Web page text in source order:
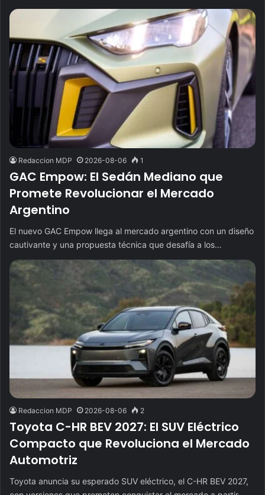
Redaccion MDP 2026-08-06 1
GAC Empow: El Sedán Mediano que
Promete Revolucionar el Mercado
Argentino
El nuevo GAC Empow llega al mercado argentino con un diseño
cautivante y una propuesta técnica que desafía a los…
Redaccion MDP 2026-08-06 2
Toyota C-HR BEV 2027: El SUV Eléctrico
Compacto que Revoluciona el Mercado
Automotriz
Toyota anuncia su esperado SUV eléctrico, el C-HR BEV 2027,